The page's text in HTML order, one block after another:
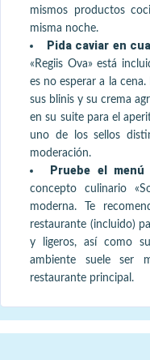
mismos productos
misma noche.
Pida caviar en
«Regiis Ova» está
es no esperar a la
sus blinis y su crema
en su suite para el
uno de los sellos
moderación.
Pruebe el
concepto culinario
moderna. Te
restaurante (incluido)
y ligeros, así como
ambiente suele ser
restaurante principal.